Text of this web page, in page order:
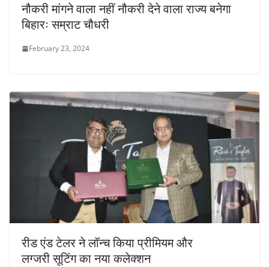
नौकरी मांगने वाला नहीं नौकरी देने वाला राज्य बनेगा
बिहारः सम्राट चौधरी
February 23, 2024
रीड एंड टेलर ने लॉन्च किया प्रीमियम और
लग्जरी सूटिंग का नया कलेक्शन